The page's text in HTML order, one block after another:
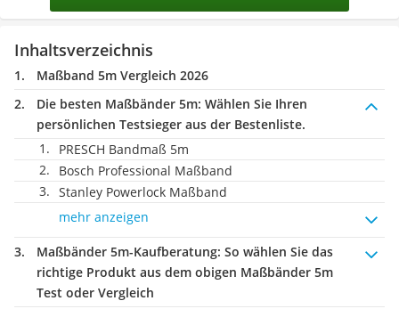
Inhaltsverzeichnis
Maßband 5m Vergleich 2026
Die besten Maßbänder 5m: Wählen Sie Ihren
persönlichen Testsieger aus der Bestenliste.
PRESCH Bandmaß 5m
Bosch Professional Maßband
Stanley Powerlock Maßband
mehr anzeigen
Maßbänder 5m-Kaufberatung: So wählen Sie das
richtige Produkt aus dem obigen Maßbänder 5m
Test oder Vergleich